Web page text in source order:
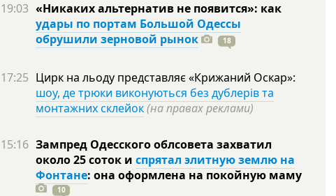
19:03 «Никаких альтернатив не появится»: как
удары по портам Большой Одессы
обрушили зерновой рынок
18
17:25 Цирк на льоду представляє «Крижаний Оскар»:
шоу, де трюки виконуються без дублерів та
монтажних склейок(на правах реклами)
15:16 Зампред Одесского облсовета захватил
около 25 соток и спрятал элитную землю на
Фонтане: она оформлена на покойную маму
10